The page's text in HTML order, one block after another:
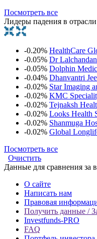
Посмотреть все
Лидеры падения в отрасли
-0.20% HealthCare
-0.05% Dr
-0.05% Dolphin
-0.04% Dhanvantri
-0.02% Star Imaging
-0.02% KMC
-0.02% Tejnaksh
-0.02% Looks Health
-0.02% Shanmuga
-0.02% Global
Посмотреть все
Очистить
Данные для сравнения за
О сайте
Написать нам
Правовая
Получить данные /
Investfunds-PRO
FAQ